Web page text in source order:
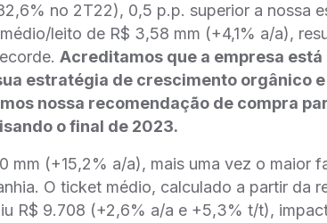
no 2T22), 0,5 p.p. superior a nossa
leito de R$ 3,58 mm (+4,1% a/a),
Acreditamos que a empresa
estratégia de crescimento orgânico
nossa recomendação de compra
o final de 2023.
mm (+15,2% a/a), mais uma vez o maior
O ticket médio, calculado a partir da
R$ 9.708 (+2,6% a/a e +5,3% t/t),